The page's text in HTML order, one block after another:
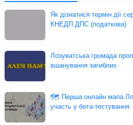
Як дізнатися термін дії
КНЕДП ДПС (податкова)
Лозуватська громада
вшанування загиблих
🗺 Перша онлайн мапа
участь у бета-тестування